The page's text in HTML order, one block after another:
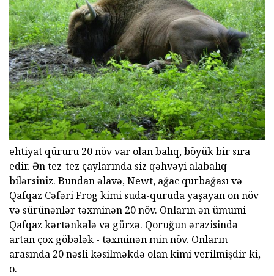
ehtiyat qüruru 20 növ var olan balıq, böyük bir sıra
edir. Ən tez-tez çaylarında siz qəhvəyi alabalıq
bilərsiniz. Bundan əlavə, Newt, ağac qurbağası və
Qafqaz Cəfəri Frog kimi suda-quruda yaşayan on növ
və sürünənlər təxminən 20 növ. Onların ən ümumi -
Qafqaz kərtənkələ və gürzə. Qoruğun ərazisində
artan çox göbələk - təxminən min növ. Onların
arasında 20 nəsli kəsilməkdə olan kimi verilmişdir ki,
o.